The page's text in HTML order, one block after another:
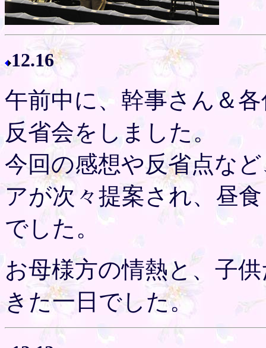
12.16
午前中に、幹事さん＆
反省会をしました。
今回の感想や反省点な
アが次々提案され、昼
でした。
お母様方の情熱と、子
きた一日でした。